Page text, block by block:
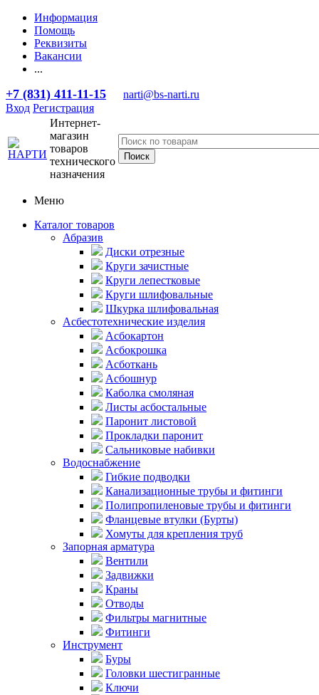
Информация
Помощь
Реквизиты
Вакансии
...
+7 (831) 411-11-15
narti@bs-narti.ru
Вход Регистрация
Интернет-
магазин
товаров
технического
назначения
Меню
Каталог товаров
Абразив
Диски отрезные
Круги зачистные
Круги лепестковые
Круги шлифовальные
Шкурка шлифовальная
Асбестотехнические изделия
Асбокартон
Асбокрошка
Асботкань
Асбошнур
Каболка смоляная
Листы асбостальные
Паронит листовой
Прокладки паронит
Сальниковые набивки
Водоснабжение
Гибкие подводки
Канализационные трубы и фитинги
Полипропиленовые трубы и фитинги
Фланцевые втулки (Бурты)
Хомуты для крепления труб
Запорная арматура
Вентили
Задвижки
Краны
Отводы
Фильтры магнитные
Фитинги
Инструмент
Буры
Головки шестигранные
Ключи